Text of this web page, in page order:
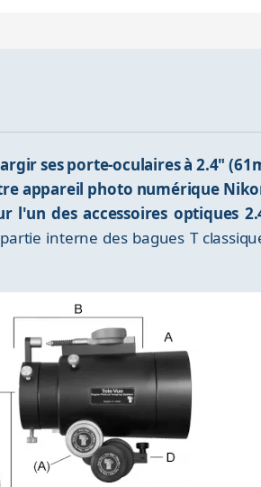
ses porte-oculaires à 2.4"
appareil photo numérique
l'un des accessoires optiques
interne des bagues T